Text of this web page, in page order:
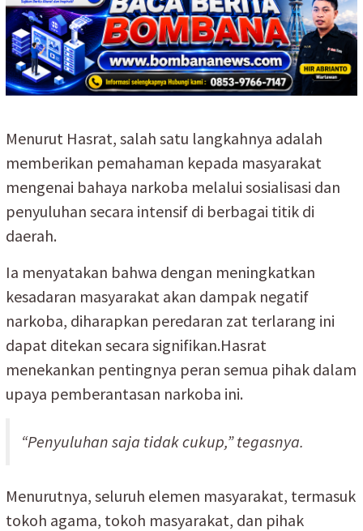
Menurut Hasrat, salah satu langkahnya adalah
memberikan pemahaman kepada masyarakat
mengenai bahaya narkoba melalui sosialisasi dan
penyuluhan secara intensif di berbagai titik di
daerah.
Ia menyatakan bahwa dengan meningkatkan
kesadaran masyarakat akan dampak negatif
narkoba, diharapkan peredaran zat terlarang ini
dapat ditekan secara signifikan.Hasrat
menekankan pentingnya peran semua pihak dalam
upaya pemberantasan narkoba ini.
“Penyuluhan saja tidak cukup,” tegasnya.
Menurutnya, seluruh elemen masyarakat, termasuk
tokoh agama, tokoh masyarakat, dan pihak